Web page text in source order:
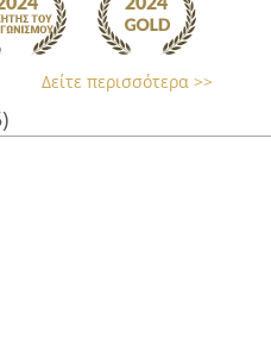
Δείτε περισσότερα >>